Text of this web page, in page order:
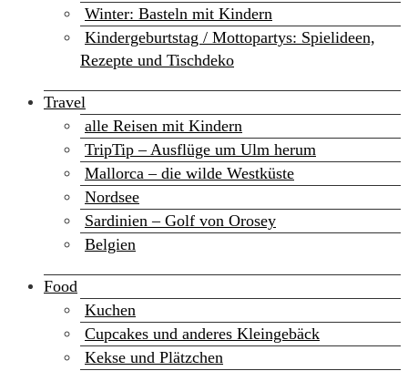
Winter: Basteln mit Kindern
Kindergeburtstag / Mottopartys: Spielideen,
Rezepte und Tischdeko
Travel
alle Reisen mit Kindern
TripTip – Ausflüge um Ulm herum
Mallorca – die wilde Westküste
Nordsee
Sardinien – Golf von Orosey
Belgien
Food
Kuchen
Cupcakes und anderes Kleingebäck
Kekse und Plätzchen